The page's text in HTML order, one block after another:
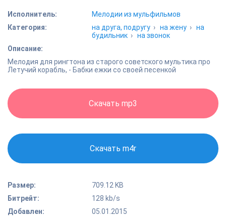
Исполнитель:
Мелодии из мульфильмов
Категория:
на друга, подругу ›на жену ›на
будильник ›на звонок
Описание:
Мелодия для рингтона из старого советского мультика про
Летучий корабль, - Бабки ежки со своей песенкой
Скачать mp3
Скачать m4r
Размер:
709.12 KB
Битрейт:
128 kb/s
Добавлен:
05.01.2015